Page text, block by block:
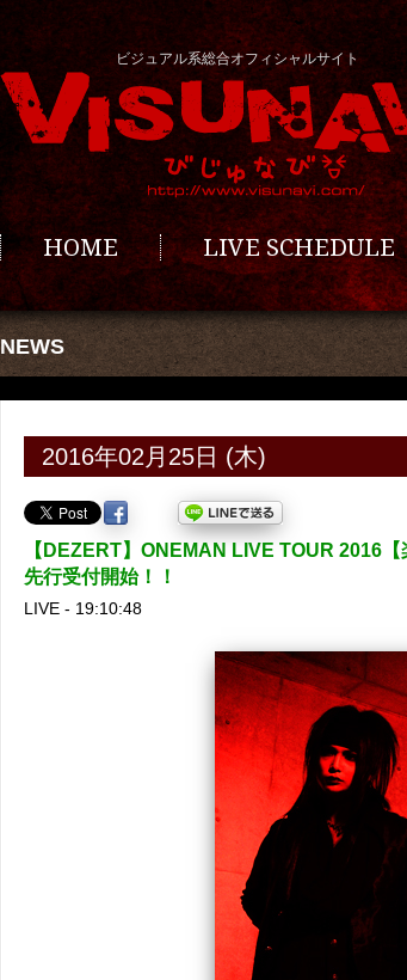
ビジュアル系総合オフィシャルサイト
HOME LIVE SCHEDULE
NEWS
2016年02月25日 (木)
【DEZERT】ONEMAN LIVE TOUR 2016
先行受付開始！！
LIVE - 19:10:48